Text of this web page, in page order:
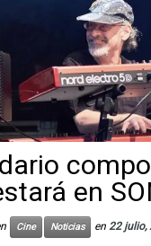
en
Cine Noticias en 22 julio,